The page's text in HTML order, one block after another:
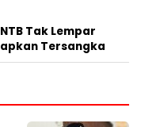
Tak Lempar
Tersangka